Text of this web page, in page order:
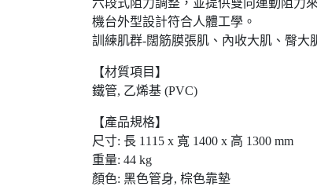
六段式阻力調整，並提供雙向運動阻力
機台外型設計符合人體工學。
訓練肌群-闊筋膜張肌、內收大肌、臀大
【材質項目】
鐵管, 乙烯基 (PVC)
【產品規格】
尺寸: 長 1115 x 寬 1400 x 高 1300 mm
重量: 44 kg
顏色: 黑色管身, 棕色靠墊